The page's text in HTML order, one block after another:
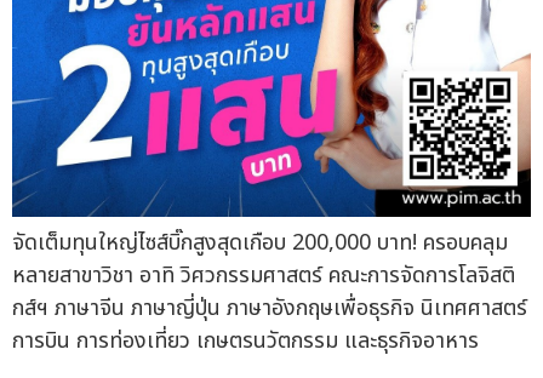
จัดเต็มทุนใหญ่ไซส์บิ๊กสูงสุดเกือบ 200,000 บาท! ครอบคลุม
หลายสาขาวิชา อาทิ วิศวกรรมศาสตร์ คณะการจัดการโลจิสติ
กส์ฯ ภาษาจีน ภาษาญี่ปุ่น ภาษาอังกฤษเพื่อธุรกิจ นิเทศศาสตร์
การบิน การท่องเที่ยว เกษตรนวัตกรรม และธุรกิจอาหาร